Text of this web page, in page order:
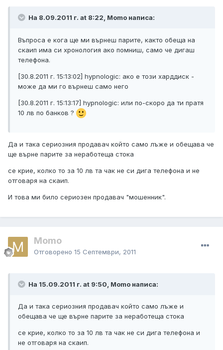
На 8.09.2011 г. at 8:22, Momo написа:
Въпроса е кога ще ми върнеш парите, както обеща на
скаип има си хронология ако помниш, само че дигаш
телефона.
[30.8.2011 г. 15:13:02] hypnologic: ако е този харддиск -
може да ми го върнеш само него
[30.8.2011 г. 15:13:17] hypnologic: или по-скоро да ти пратя
10 лв по банков ?
Да и така сериозния продавач който само лъже и обещава че
ще върне парите за неработеща стока
се крие, колко то за 10 лв та чак не си дига телефона и не
отговаря на скаип.
И това ми било сериозен продавач "мошенник".
Momo
Отговорено 15 Септември, 2011
На 15.09.2011 г. at 9:50, Momo написа:
Да и така сериозния продавач който само лъже и
обещава че ще върне парите за неработеща стока
се крие, колко то за 10 лв та чак не си дига телефона и
не отговаря на скаип.